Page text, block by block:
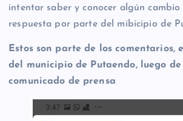
intentar saber y conocer algún
respuesta por parte del mibicipio de
Estos son parte de los comentarios,
del municipio de Putaendo, luego
comunicado de prensa